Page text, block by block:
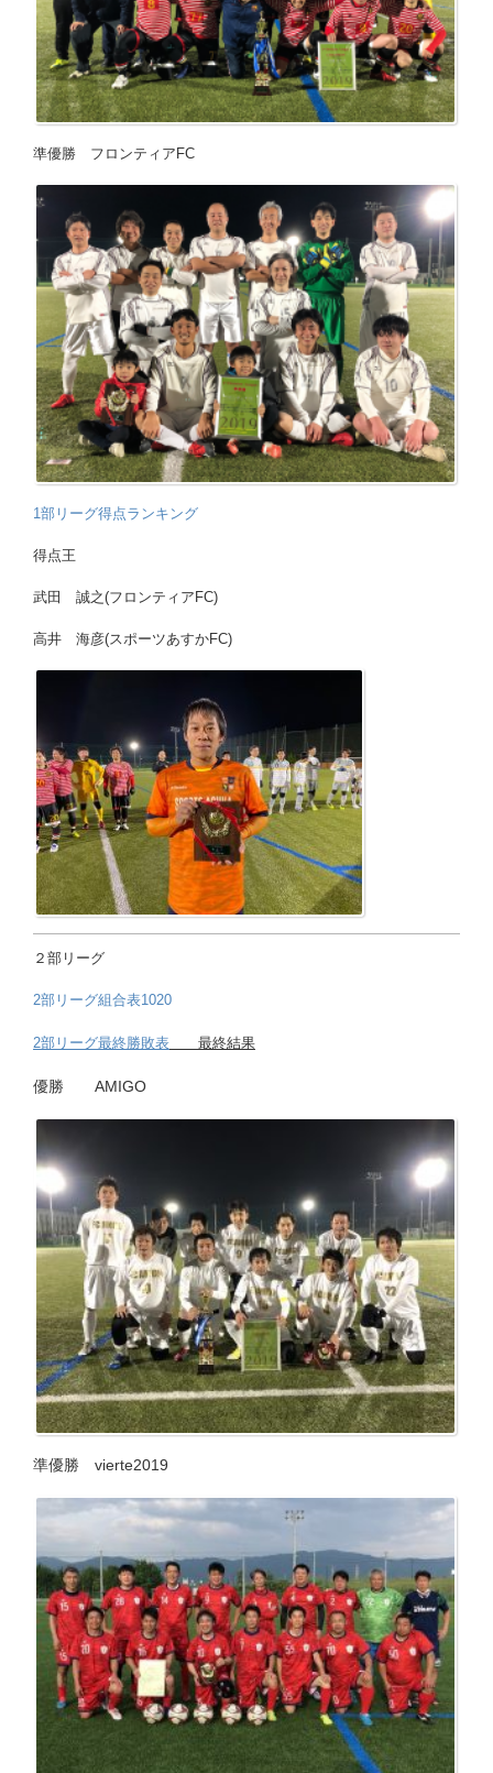
準優勝 フロンティアFC
1部リーグ得点ランキング
得点王
武田 誠之(フロンティアFC)
高井 海彦(スポーツあすかFC)
２部リーグ
2部リーグ組合表1020
2部リーグ最終勝敗表 最終結果
優勝 AMIGO
準優勝 vierte2019